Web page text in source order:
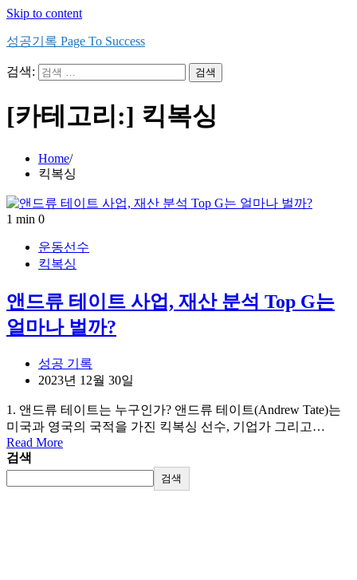
Skip to content
성공기록 Page To Success
검색:
[카테고리:] 킥복싱
Home
킥복싱
1 min 0
운동선수
킥복싱
앤드류 테이트 사업, 재산 분석 Top G는
얼마나 벌까?
성공 기록
2023년 12월 30일
1. 앤드류 테이트는 누구인가? 앤드류 테이트(Andrew Tate)는
미국과 영국의 국적을 가진 킥복싱 선수, 기업가 그리고…
Read More
검색
검색